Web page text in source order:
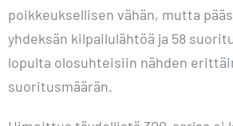
poikkeuksellisen vähän, mutta
yhdeksän kilpailulähtöä ja 58
lopulta olosuhteisiin nähden
suoritusmäärän.